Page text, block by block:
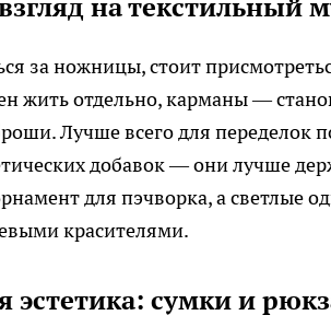
на текстильный
за ножницы, стоит
жить отдельно, карманы —
Лучше всего для переделок
добавок — они лучше
для пэчворка, а светлые
красителями.
эстетика: сумки и